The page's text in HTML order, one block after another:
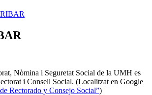
Nòmina i Seguretat Social de la UMH es
i Consell Social. (Localitzat en Google
Rectorado y Consejo Social”)